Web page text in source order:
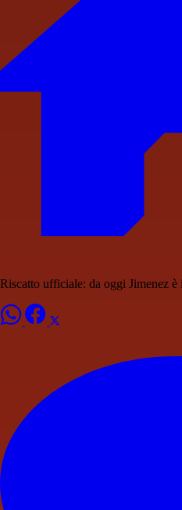
Riscatto ufficiale: da oggi Jimenez